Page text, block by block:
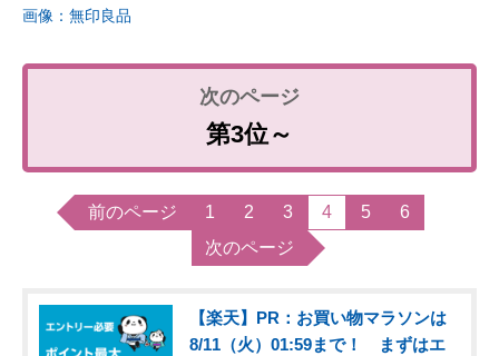
画像：無印良品
第3位～
前のページ 1 2 3 4 5
6
次のページ
【楽天】PR：お買い物マラソンは
8/11（火）01:59まで！ まずはエ